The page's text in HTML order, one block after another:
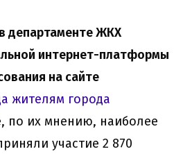
департаменте ЖКХ
интернет-платформы
на сайте
жителям города
по их мнению, наиболее
участие 2 870